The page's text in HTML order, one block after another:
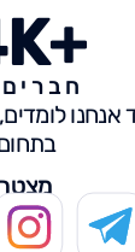
אנחנו